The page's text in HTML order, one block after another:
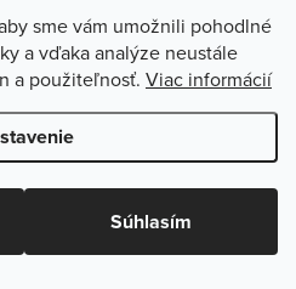
sme vám umožnili pohodlné
a vďaka analýze neustále
a použiteľnosť. Viac informácií
Súhlasím
. Všetky práva vyhradené.
cookies